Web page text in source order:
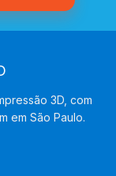
3D, com
em São Paulo.